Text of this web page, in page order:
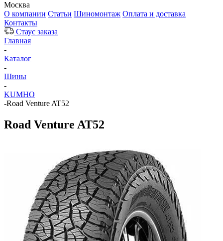
Москва
О компании Статьи Шиномонтаж Оплата и доставка
Контакты
Стаус заказа
Главная
-
Каталог
-
Шины
-
KUMHO
-Road Venture AT52
Road Venture AT52